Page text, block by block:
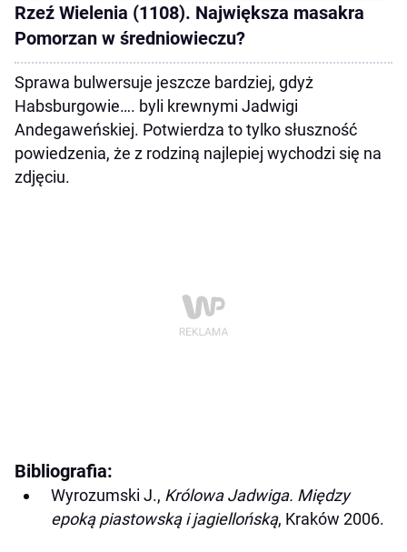
Rzeź Wielenia (1108). Największa masakra
Pomorzan w średniowieczu?
Sprawa bulwersuje jeszcze bardziej, gdyż
Habsburgowie…. byli krewnymi Jadwigi
Andegaweńskiej. Potwierdza to tylko słuszność
powiedzenia, że z rodziną najlepiej wychodzi się na
zdjęciu.
Bibliografia:
Wyrozumski J., Królowa Jadwiga. Między
epoką piastowską i jagiellońską, Kraków 2006.